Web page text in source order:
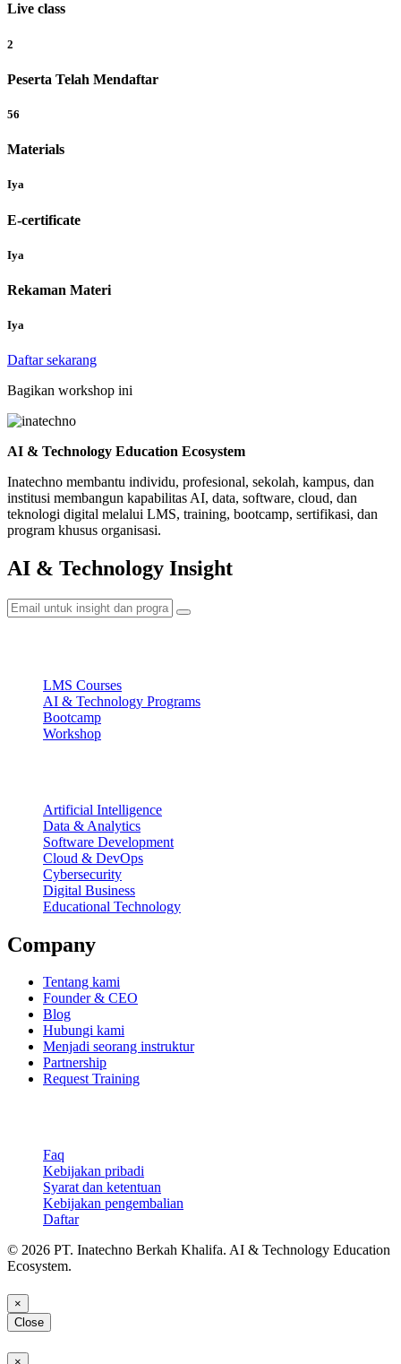
Live class
2
Peserta Telah Mendaftar
56
Materials
Iya
E-certificate
Iya
Rekaman Materi
Iya
Daftar sekarang
Bagikan workshop ini
AI & Technology Education Ecosystem
Inatechno membantu individu, profesional, sekolah, kampus, dan
institusi membangun kapabilitas AI, data, software, cloud, dan
teknologi digital melalui LMS, training, bootcamp, sertifikasi, dan
program khusus organisasi.
AI & Technology Insight
LMS Courses
AI & Technology Programs
Bootcamp
Workshop
Artificial Intelligence
Data & Analytics
Software Development
Cloud & DevOps
Cybersecurity
Digital Business
Educational Technology
Company
Tentang kami
Founder & CEO
Blog
Hubungi kami
Menjadi seorang instruktur
Partnership
Request Training
Faq
Kebijakan pribadi
Syarat dan ketentuan
Kebijakan pengembalian
Daftar
© 2026 PT. Inatechno Berkah Khalifa. AI & Technology Education
Ecosystem.
×
Close